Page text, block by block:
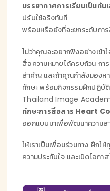
บรรยากาศการเรียนเป็นกัน
ปรับใช้จริงทันที
พร้อมหรือยังที่จะยกระดับก
ไม่ว่าคุณจะอยากฟังอย่างเข้า
สื่อความหมายได้ครบถ้วน ก
สำคัญ และถ้าคุณกำลังมองห
ทักษะ พร้อมกิจกรรมฝึกปฏิบั
Thailand Image
ทักษะการสื่อสาร Heart
ออกแบบมาเพื่อพัฒนาความ
ให้เราเป็นเพื่อนร่วมทาง ฝึก
ความประทับใจ และเปิดโอกา